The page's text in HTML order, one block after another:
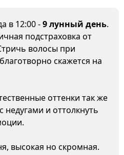
в 12:00 -9 лунный день.
подстраховка от
волосы при
скажется на
оттенки так же
недугами и оттолкнуть
высокая но скромная.